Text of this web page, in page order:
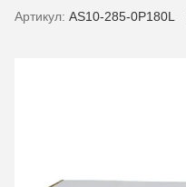
Артикул: AS10-285-0P180L